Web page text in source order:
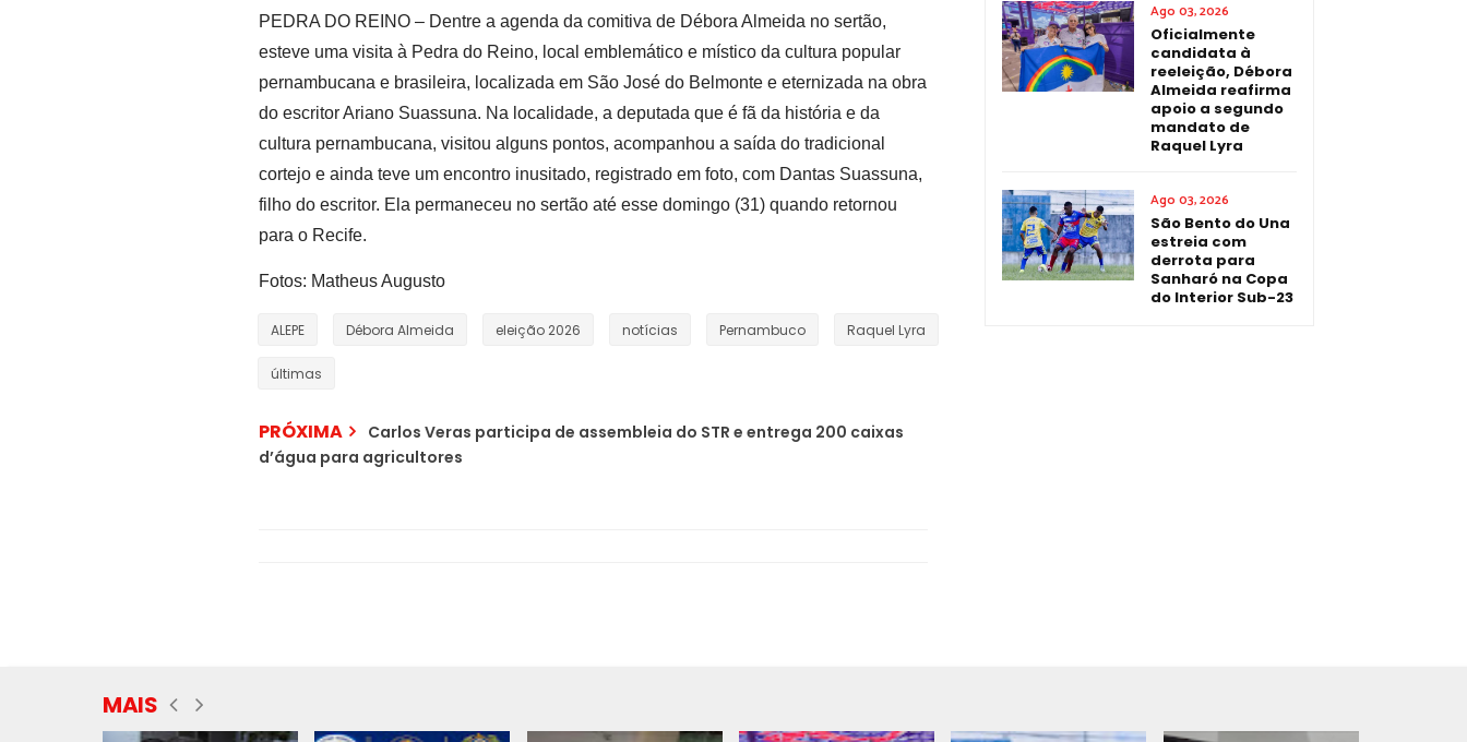
PEDRA DO REINO – Dentre a agenda da comitiva de Débora Almeida no sertão,
esteve uma visita à Pedra do Reino, local emblemático e místico da cultura popular
pernambucana e brasileira, localizada em São José do Belmonte e eternizada na obra
do escritor Ariano Suassuna. Na localidade, a deputada que é fã da história e da
cultura pernambucana, visitou alguns pontos, acompanhou a saída do tradicional
cortejo e ainda teve um encontro inusitado, registrado em foto, com Dantas Suassuna,
filho do escritor. Ela permaneceu no sertão até esse domingo (31) quando retornou
para o Recife.
Fotos: Matheus Augusto
ALEPE Débora Almeida eleição 2026 notícias Pernambuco Raquel Lyra
últimas
PRÓXIMA
Carlos Veras participa de assembleia do STR e entrega 200 caixas
d’água para agricultores
Ago 03, 2026
Oficialmente
candidata à
reeleição, Débora
Almeida reafirma
apoio a segundo
mandato de
Raquel Lyra
Ago 03, 2026
São Bento do Una
estreia com
derrota para
Sanharó na Copa
do Interior Sub-23
MAIS